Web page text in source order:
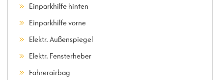
Einparkhilfe hinten
Einparkhilfe vorne
Elektr. Außenspiegel
Elektr. Fensterheber
Fahrerairbag